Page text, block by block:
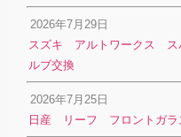
2026年7月29日
スズキ アルトワークス ス
ルブ交換
2026年7月25日
日産 リーフ フロントガラ